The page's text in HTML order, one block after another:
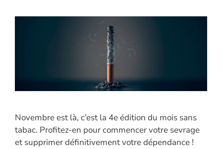
Novembre est là, c’est la 4e édition du mois sans
tabac. Profitez-en pour commencer votre sevrage
et supprimer définitivement votre dépendance !